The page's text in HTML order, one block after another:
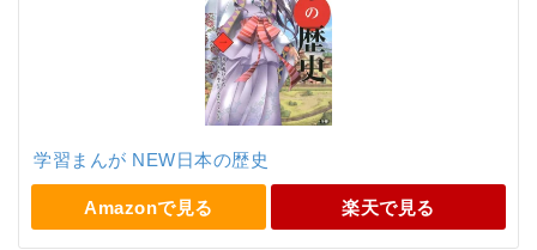
学習まんが NEW日本の歴史
Amazonで見る 楽天で見る